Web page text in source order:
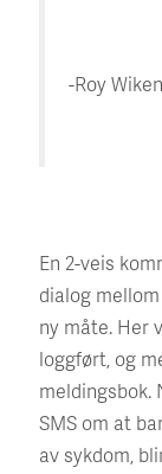
-Roy
En 2-veis
dialog
ny måte. Her
loggført, og
meldingsbok.
SMS om at
av sykdom,